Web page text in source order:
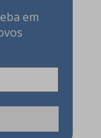
em